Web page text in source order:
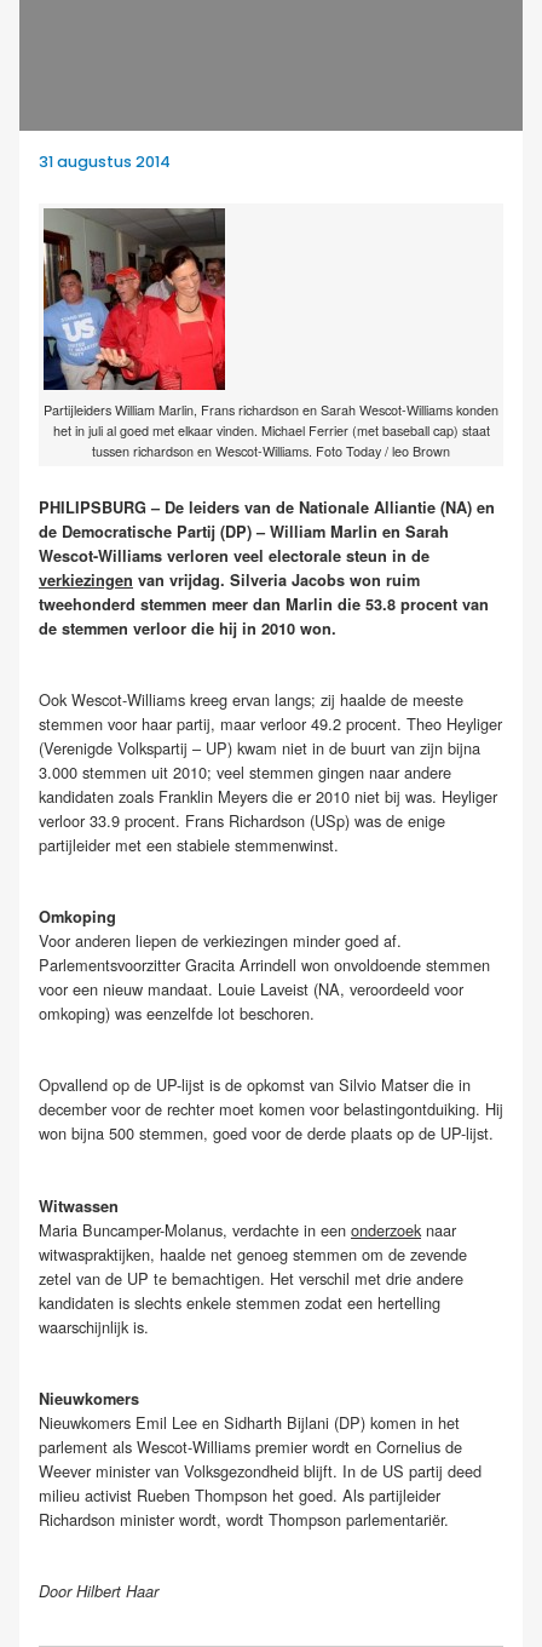
31 augustus 2014
Partijleiders William Marlin, Frans richardson en Sarah Wescot-Williams konden
het in juli al goed met elkaar vinden. Michael Ferrier (met baseball cap) staat
tussen richardson en Wescot-Williams. Foto Today / leo Brown
PHILIPSBURG – De leiders van de Nationale Alliantie (NA) en
de Democratische Partij (DP) – William Marlin en Sarah
Wescot-Williams verloren veel electorale steun in de
verkiezingen van vrijdag. Silveria Jacobs won ruim
tweehonderd stemmen meer dan Marlin die 53.8 procent van
de stemmen verloor die hij in 2010 won.
Ook Wescot-Williams kreeg ervan langs; zij haalde de meeste
stemmen voor haar partij, maar verloor 49.2 procent. Theo Heyliger
(Verenigde Volkspartij – UP) kwam niet in de buurt van zijn bijna
3.000 stemmen uit 2010; veel stemmen gingen naar andere
kandidaten zoals Franklin Meyers die er 2010 niet bij was. Heyliger
verloor 33.9 procent. Frans Richardson (USp) was de enige
partijleider met een stabiele stemmenwinst.
Omkoping
Voor anderen liepen de verkiezingen minder goed af.
Parlementsvoorzitter Gracita Arrindell won onvoldoende stemmen
voor een nieuw mandaat. Louie Laveist (NA, veroordeeld voor
omkoping) was eenzelfde lot beschoren.
Opvallend op de UP-lijst is de opkomst van Silvio Matser die in
december voor de rechter moet komen voor belastingontduiking. Hij
won bijna 500 stemmen, goed voor de derde plaats op de UP-lijst.
Witwassen
Maria Buncamper-Molanus, verdachte in een onderzoek naar
witwaspraktijken, haalde net genoeg stemmen om de zevende
zetel van de UP te bemachtigen. Het verschil met drie andere
kandidaten is slechts enkele stemmen zodat een hertelling
waarschijnlijk is.
Nieuwkomers
Nieuwkomers Emil Lee en Sidharth Bijlani (DP) komen in het
parlement als Wescot-Williams premier wordt en Cornelius de
Weever minister van Volksgezondheid blijft. In de US partij deed
milieu activist Rueben Thompson het goed. Als partijleider
Richardson minister wordt, wordt Thompson parlementariër.
Door Hilbert Haar